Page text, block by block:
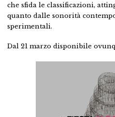
che sfida le classificazioni,
quanto dalle sonorità
sperimentali.
Dal 21 marzo disponibile